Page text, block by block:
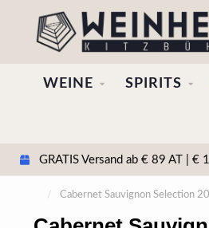
WEINE SPIRITS
GRATIS Versand ab € 89 AT | €
/ Cabernet Sauvignon Selection